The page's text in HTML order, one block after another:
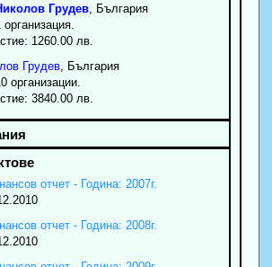
Грудев, България
1260.00 лв.
Грудев, България
организации.
3840.00 лв.
отчет - Година: 2007г.
отчет - Година: 2008г.